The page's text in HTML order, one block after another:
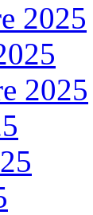
2025
2025